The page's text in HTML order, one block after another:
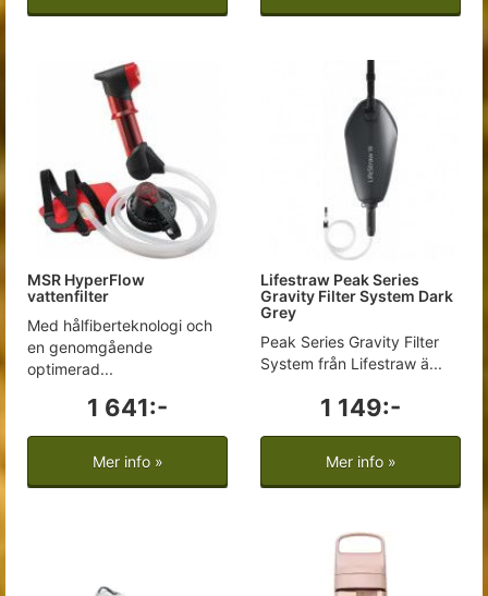
MSR HyperFlow
vattenfilter
Med hålfiberteknologi och
en genomgående
optimerad...
1 641:-
Mer info »
Lifestraw Peak Series
Gravity Filter System Dark
Grey
Peak Series Gravity Filter
System från Lifestraw ä...
1 149:-
Mer info »